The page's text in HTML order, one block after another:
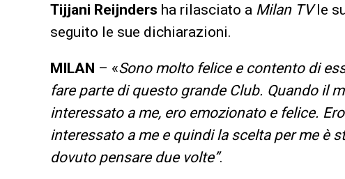
Tijjani Reijnders ha rilasciato a Milan TVle
seguito le sue dichiarazioni.
MILAN – «Sono molto felice e contento di
fare parte di questo grande Club. Quando il
interessato a me, ero emozionato e felice.
interessato a me e quindi la scelta per me è
dovuto pensare due volte”.